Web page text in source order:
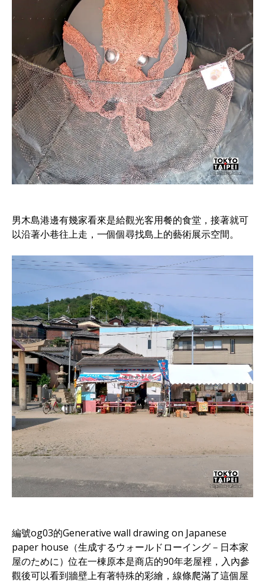
男木島港邊有幾家看來是給觀光客用餐的食堂，接著就可
以沿著小巷往上走，一個個尋找島上的藝術展示空間。
編號og03的Generative wall drawing on Japanese
paper house（生成するウォールドローイング－日本家
屋のために）位在一棟原本是商店的90年老屋裡，入內參
觀後可以看到牆壁上有著特殊的彩繪，線條爬滿了這個屋